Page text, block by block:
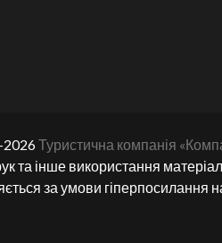
Туристична компанія
та інше використання
за умови гіперпосилання